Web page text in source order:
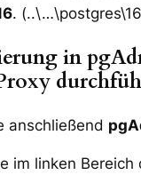
.
in
anschließend
im linken Bereich